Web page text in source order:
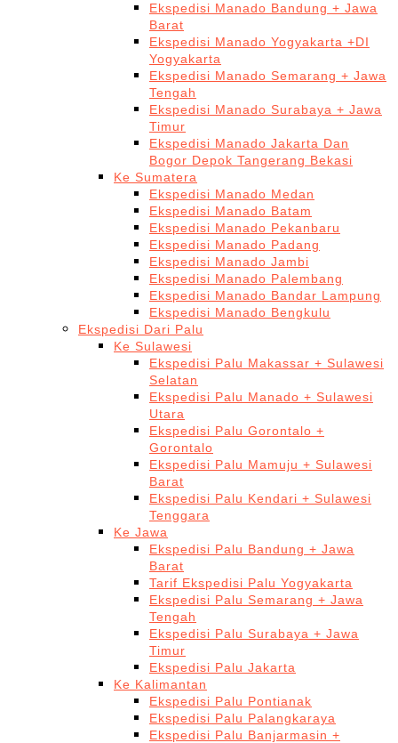
Ekspedisi Manado Bandung + Jawa
Barat
Ekspedisi Manado Yogyakarta +DI
Yogyakarta
Ekspedisi Manado Semarang + Jawa
Tengah
Ekspedisi Manado Surabaya + Jawa
Timur
Ekspedisi Manado Jakarta Dan
Bogor Depok Tangerang Bekasi
Ke Sumatera
Ekspedisi Manado Medan
Ekspedisi Manado Batam
Ekspedisi Manado Pekanbaru
Ekspedisi Manado Padang
Ekspedisi Manado Jambi
Ekspedisi Manado Palembang
Ekspedisi Manado Bandar Lampung
Ekspedisi Manado Bengkulu
Ekspedisi Dari Palu
Ke Sulawesi
Ekspedisi Palu Makassar + Sulawesi
Selatan
Ekspedisi Palu Manado + Sulawesi
Utara
Ekspedisi Palu Gorontalo +
Gorontalo
Ekspedisi Palu Mamuju + Sulawesi
Barat
Ekspedisi Palu Kendari + Sulawesi
Tenggara
Ke Jawa
Ekspedisi Palu Bandung + Jawa
Barat
Tarif Ekspedisi Palu Yogyakarta
Ekspedisi Palu Semarang + Jawa
Tengah
Ekspedisi Palu Surabaya + Jawa
Timur
Ekspedisi Palu Jakarta
Ke Kalimantan
Ekspedisi Palu Pontianak
Ekspedisi Palu Palangkaraya
Ekspedisi Palu Banjarmasin +